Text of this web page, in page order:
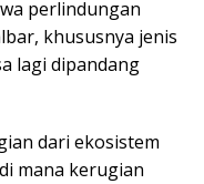
perlindungan
khususnya jenis
lagi dipandang
dari ekosistem
mana kerugian